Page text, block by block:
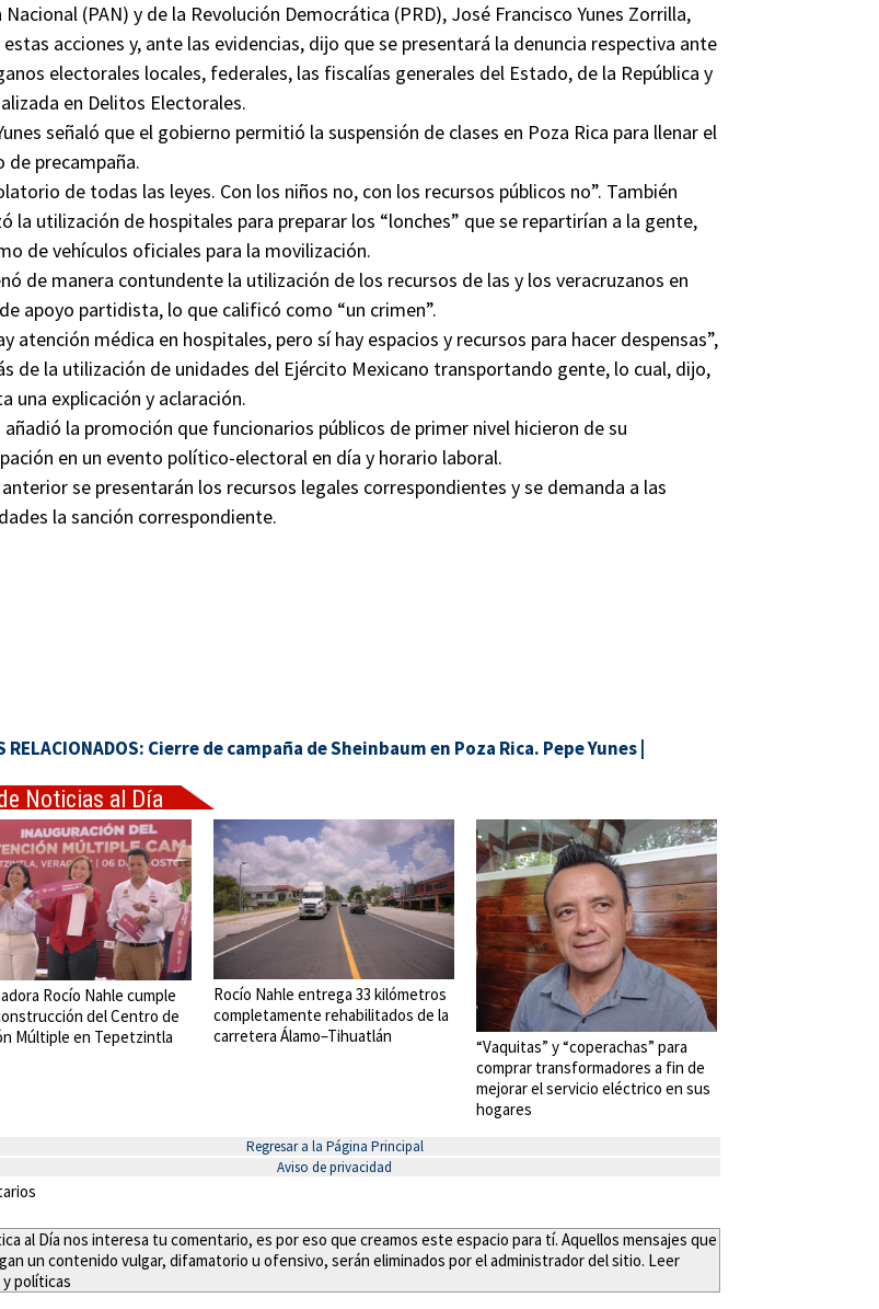
Nacional (PAN) y de la Revolución Democrática (PRD), José Francisco Yunes Zorrilla,
acciones y, ante las evidencias, dijo que se presentará la denuncia respectiva ante
electorales locales, federales, las fiscalías generales del Estado, de la República y
en Delitos Electorales.
señaló que el gobierno permitió la suspensión de clases en Poza Rica para llenar el
de precampaña.
de todas las leyes. Con los niños no, con los recursos públicos no”. También
la utilización de hospitales para preparar los “lonches” que se repartirían a la gente,
de vehículos oficiales para la movilización.
de manera contundente la utilización de los recursos de las y los veracruzanos en
apoyo partidista, lo que calificó como “un crimen”.
atención médica en hospitales, pero sí hay espacios y recursos para hacer despensas”,
de la utilización de unidades del Ejército Mexicano transportando gente, lo cual, dijo,
una explicación y aclaración.
añadió la promoción que funcionarios públicos de primer nivel hicieron de su
en un evento político-electoral en día y horario laboral.
se presentarán los recursos legales correspondientes y se demanda a las
la sanción correspondiente.
RELACIONADOS: Cierre de campaña de Sheinbaum en Poza Rica. Pepe Yunes
Noticias al Día
Rocío Nahle cumple
del Centro de
Múltiple en Tepetzintla
Rocío Nahle entrega 33 kilómetros
completamente rehabilitados de la
carretera Álamo–Tihuatlán
“Vaquitas” y “coperachas” para
comprar transformadores a fin de
mejorar el servicio eléctrico en sus
hogares
Regresar a la Página Principal
Aviso de privacidad
al Día nos interesa tu comentario, es por eso que creamos este espacio para tí. Aquellos mensajes que
un contenido vulgar, difamatorio u ofensivo, serán eliminados por el administrador del sitio. Leer
políticas